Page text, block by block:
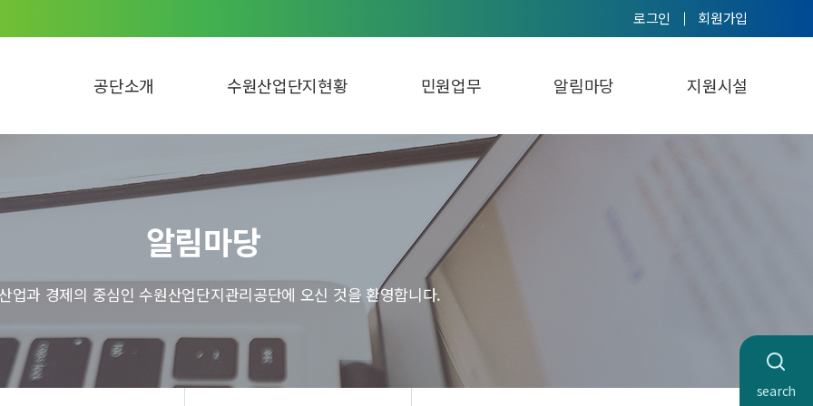
로그인 회원가입
공단소개 수원산업단지현황 민원업무 알림마당 지원시설
알림마당
업과 경제의 중심인 수원산업단지관리공단에 오신 것을 환영합니다.
search